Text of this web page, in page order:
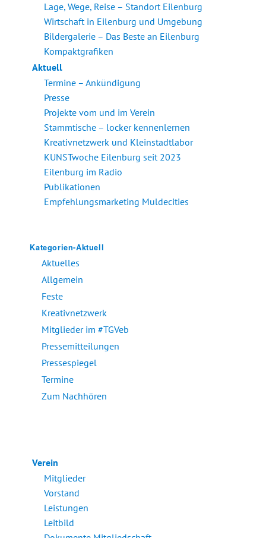
Lage, Wege, Reise – Standort Eilenburg
Wirtschaft in Eilenburg und Umgebung
Bildergalerie – Das Beste an Eilenburg
Kompaktgrafiken
Aktuell
Termine – Ankündigung
Presse
Projekte vom und im Verein
Stammtische – locker kennenlernen
Kreativnetzwerk und Kleinstadtlabor
KUNSTwoche Eilenburg seit 2023
Eilenburg im Radio
Publikationen
Empfehlungsmarketing Muldecities
Kategorien-Aktuell
Aktuelles
Allgemein
Feste
Kreativnetzwerk
Mitglieder im #TGVeb
Pressemitteilungen
Pressespiegel
Termine
Zum Nachhören
Verein
Mitglieder
Vorstand
Leistungen
Leitbild